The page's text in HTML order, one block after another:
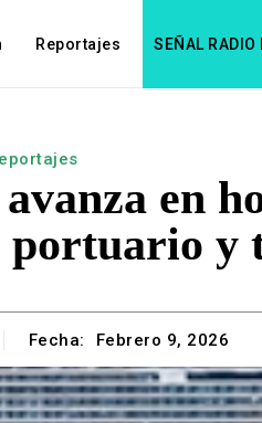
Reportajes SEÑAL RADIO
en
portuario y
Fecha: Febrero 9, 2026